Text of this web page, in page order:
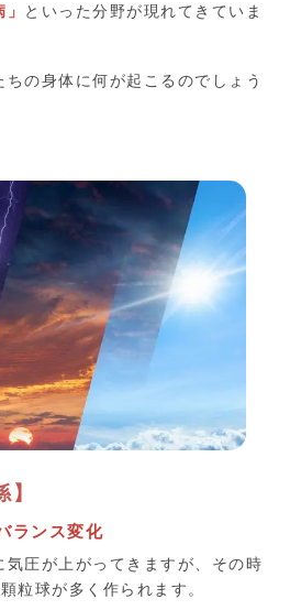
といった分野が現れてきていま
の身体に何が起こるのでしょう
】
ランス変化
圧が上がってきますが、その時
粒球が多く作られます。